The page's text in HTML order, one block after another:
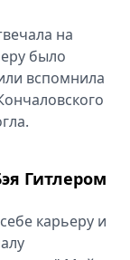
на
было
вспомнила
Гитлером
карьеру и